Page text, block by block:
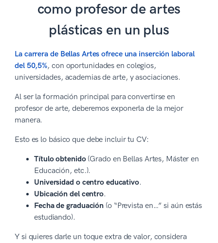
como profesor de artes
plásticas en un plus
La carrera de Bellas Artes ofrece una inserción laboral
del 50,5%, con oportunidades en colegios,
universidades, academias de arte, y asociaciones.
Al ser la formación principal para convertirse en
profesor de arte, deberemos exponerla de la mejor
manera.
Esto es lo básico que debe incluir tu CV:
Título obtenido(Grado en Bellas Artes, Máster en
Educación, etc.).
Universidad o centro educativo.
Ubicación del centro.
Fecha de graduación (o “Prevista en…” si aún estás
estudiando).
Y si quieres darle un toque extra de valor, considera